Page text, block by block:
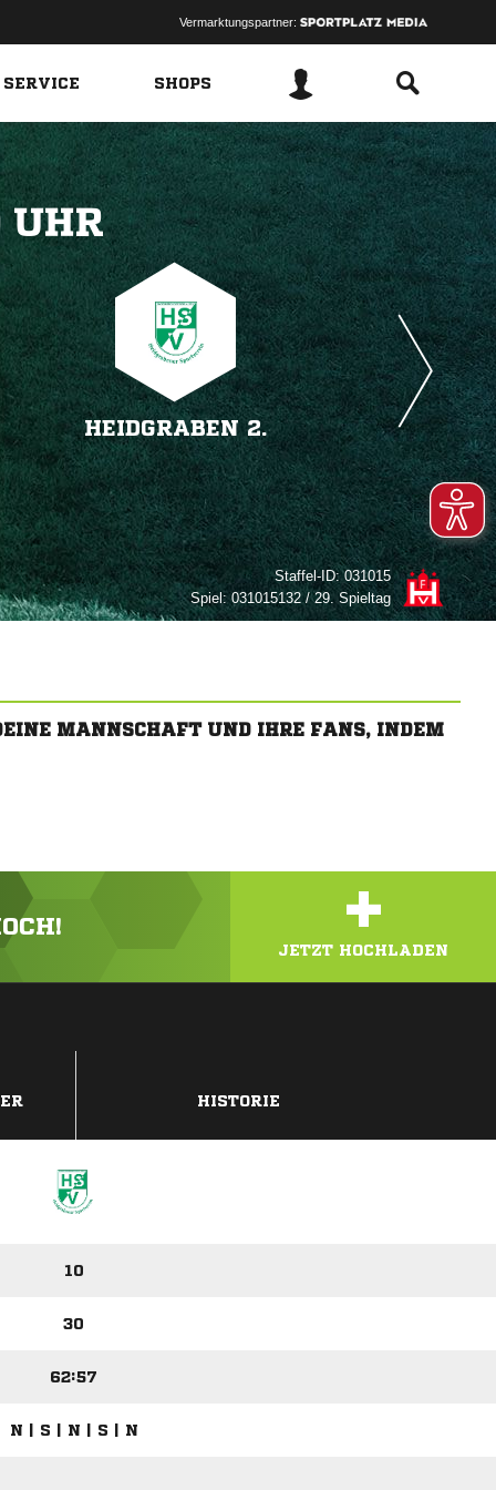
Vermarktungspartner:
SHOPS

HEIDGRABEN 2.
Staffel-ID:031015
Spiel:031015132 / 29. Spieltag
MANNSCHAFT UND IHRE FANS, INDEM
+
JETZT HOCHLADEN
HISTORIE
10
30
62:57
N | S | N | S | N